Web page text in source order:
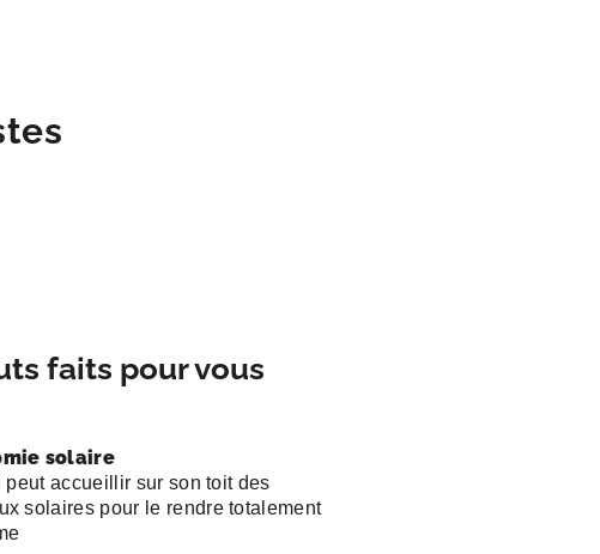
faits pour vous
solaire
peut accueillir sur son toit des
solaires pour le rendre totalement